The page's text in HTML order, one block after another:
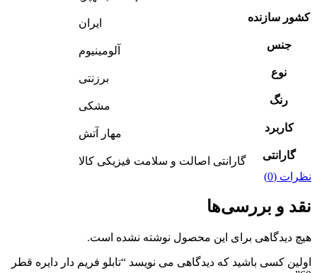
کشور سازنده
ایران
جنس
آلومینیوم
نوع
برزنتی
رنگ
مشکی
کاربرد
مهار آتش
گارانتی
گارانتی اصالت و سلامت فیزیکی کالا
نظرات (0)
نقد و بررسی‌ها
هیچ دیدگاهی برای این محصول نوشته نشده است.
اولین کسی باشید که دیدگاهی می نویسد “تابلو فریم دار دایره قطر